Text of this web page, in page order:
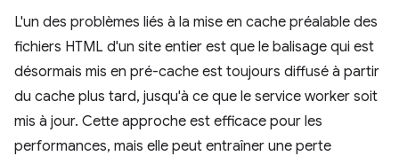
L'un des problèmes liés à la mise en cache préalable des
fichiers HTML d'un site entier est que le balisage qui est
désormais mis en pré-cache est toujours diffusé à partir
du cache plus tard, jusqu'à ce que le service worker soit
mis à jour. Cette approche est efficace pour les
performances, mais elle peut entraîner une perte